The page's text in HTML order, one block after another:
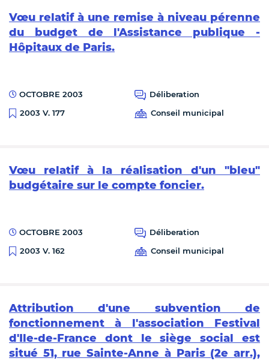
Vœu relatif à une remise à niveau pérenne
du budget de l'Assistance publique -
Hôpitaux de Paris.
OCTOBRE 2003
Déliberation
2003 V. 177
Conseil municipal
Vœu relatif à la réalisation d'un "bleu"
budgétaire sur le compte foncier.
OCTOBRE 2003
Déliberation
2003 V. 162
Conseil municipal
Attribution d'une subvention de
fonctionnement à l'association Festival
d'Ile-de-France dont le siège social est
situé 51, rue Sainte-Anne à Paris (2e arr.),